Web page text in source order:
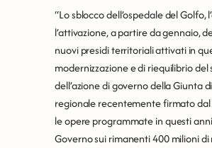
“Lo sblocco dell’ospedale del
l’attivazione, a partire da gennaio,
nuovi presidi territoriali attivati in
modernizzazione e di riequilibrio
dell’azione di governo della Giunta
regionale recentemente firmato dal
le opere programmate in questi
Governo sui rimanenti 400 milioni